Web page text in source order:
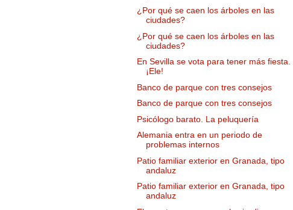
¿Por qué se caen los árboles en las
ciudades?
¿Por qué se caen los árboles en las
ciudades?
En Sevilla se vota para tener más fiesta.
¡Ele!
Banco de parque con tres consejos
Banco de parque con tres consejos
Psicólogo barato. La peluquería
Alemania entra en un periodo de
problemas internos
Patio familiar exterior en Granada, tipo
andaluz
Patio familiar exterior en Granada, tipo
andaluz